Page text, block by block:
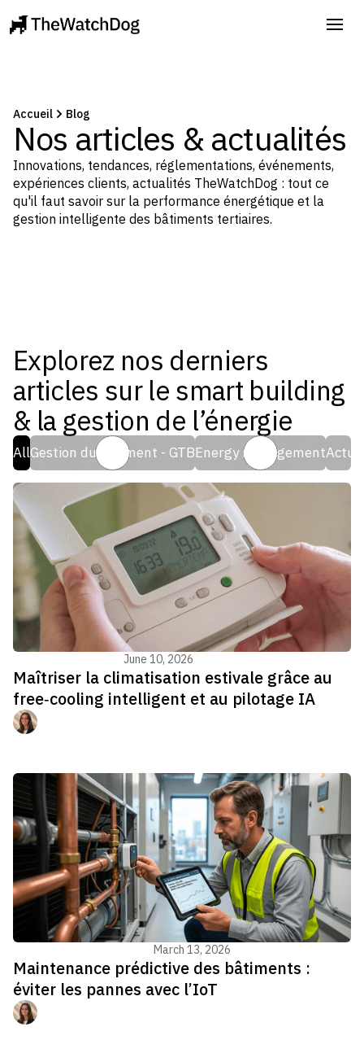
Accueil Blog
Nos articles & actualités
Innovations, tendances, réglementations, événements,
expériences clients, actualités TheWatchDog : tout ce
qu'il faut savoir sur la performance énergétique et la
gestion intelligente des bâtiments tertiaires.
Explorez nos derniers
articles sur le smart building
& la gestion de l’énergie
AllGestion du bâtiment - GTBEnergy management
June 10, 2026
Maîtriser la climatisation estivale grâce au
free‑cooling intelligent et au pilotage IA
March 13, 2026
Maintenance prédictive des bâtiments :
éviter les pannes avec l’IoT